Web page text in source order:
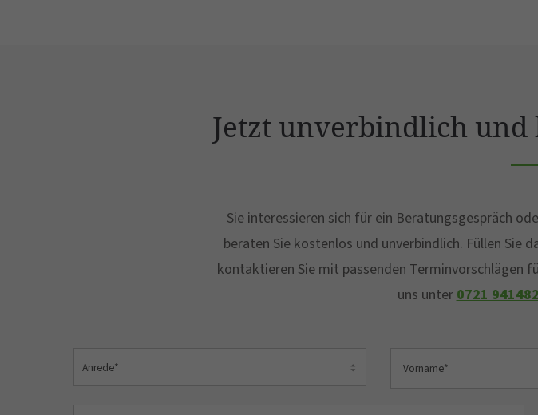
Jetzt unverbindlich und
Sie interessieren sich für ein Beratungsgespräch
beraten Sie kostenlos und unverbindlich. Füllen Sie
kontaktieren Sie mit passenden Terminvorschlägen
uns unter0721